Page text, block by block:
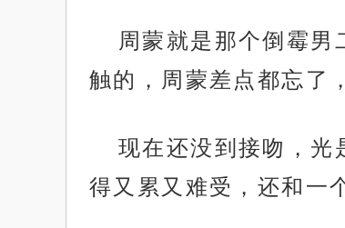
周蒙就是那个倒霉
触的，周蒙差点都忘了
现在还没到接吻，光
得又累又难受，还和一